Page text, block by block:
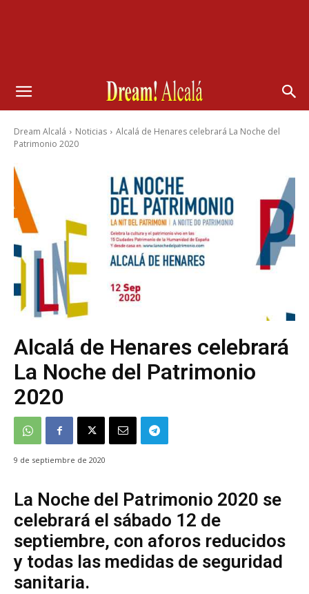
Dream Alcalá Noticias
Alcalá de Henares celebrará La Noche del
Patrimonio 2020
Alcalá de Henares celebrará
La Noche del Patrimonio
2020
9 de septiembre de 2020
La Noche del Patrimonio 2020 se
celebrará el sábado 12 de
septiembre, con aforos reducidos
y todas las medidas de seguridad
sanitaria.